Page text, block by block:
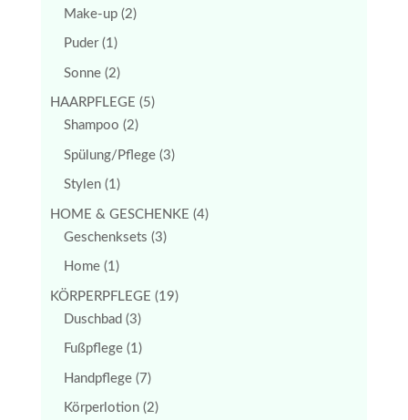
Make-up (2)
Puder (1)
Sonne (2)
HAARPFLEGE (5)
Shampoo (2)
Spülung/Pflege (3)
Stylen (1)
HOME & GESCHENKE (4)
Geschenksets (3)
Home (1)
KÖRPERPFLEGE (19)
Duschbad (3)
Fußpflege (1)
Handpflege (7)
Körperlotion (2)